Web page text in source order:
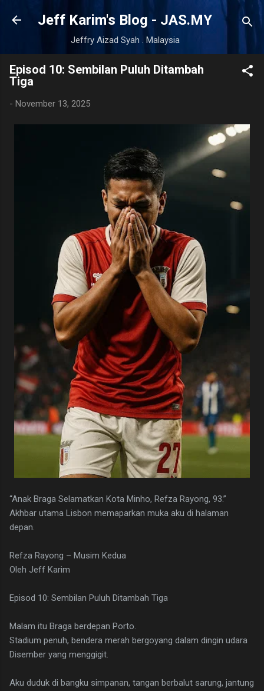
Skip to main content
Jeff Karim's Blog - JAS.MY
Jeffry Aizad Syah . Malaysia
Episod 10: Sembilan Puluh Ditambah
Tiga
- November 13, 2025
“Anak Braga Selamatkan Kota Minho, Refza Rayong, 93.”
Akhbar utama Lisbon memaparkan muka aku di halaman
depan.
Refza Rayong – Musim Kedua
Oleh Jeff Karim
Episod 10: Sembilan Puluh Ditambah Tiga
Malam itu Braga berdepan Porto.
Stadium penuh, bendera merah bergoyang dalam dingin udara
Disember yang menggigit.
Aku duduk di bangku simpanan, tangan berbalut sarung, jantung